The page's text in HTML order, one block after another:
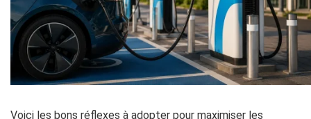
Voici les bons réflexes à adopter pour maximiser les